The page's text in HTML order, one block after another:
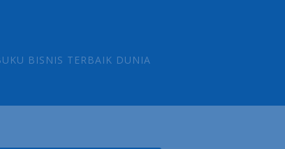
BISNIS TERBAIK DUNIA